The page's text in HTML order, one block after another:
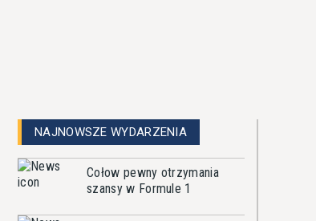
NAJNOWSZE WYDARZENIA
Cołow pewny otrzymania
szansy w Formule 1